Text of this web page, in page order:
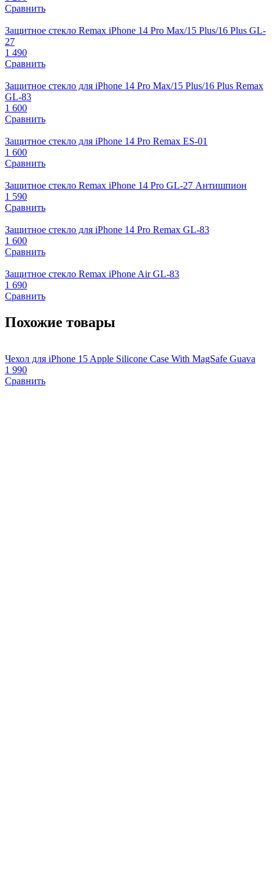
Сравнить
Защитное стекло Remax iPhone 14 Pro Max/15 Plus/16 Plus GL-
27
1 490
Сравнить
Защитное стекло для iPhone 14 Pro Max/15 Plus/16 Plus Remax
GL-83
1 600
Сравнить
Защитное стекло для iPhone 14 Pro Remax ES-01
1 600
Сравнить
Защитное стекло Remax iPhone 14 Pro GL-27 Антишпион
1 590
Сравнить
Защитное стекло для iPhone 14 Pro Remax GL-83
1 600
Сравнить
Защитное стекло Remax iPhone Air GL-83
1 690
Сравнить
Похожие товары
Чехол для iPhone 15 Apple Silicone Case With MagSafe Guava
1 990
Сравнить